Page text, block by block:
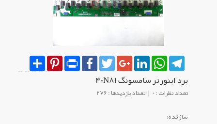
SharePinterest Print
FacebookTwitterGoogle+LinkedInWhatsAppTelegram
برد اینورتر سامسونگ 40N81
تعداد نظرات : 0 تعداد بازدیدها : 276
سازنده: